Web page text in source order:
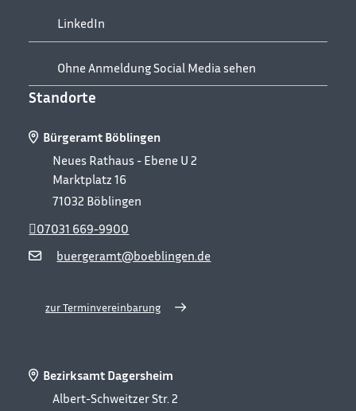
LinkedIn
Ohne Anmeldung Social Media sehen
Standorte
Bürgeramt Böblingen
Neues Rathaus - Ebene U 2
Marktplatz 16
71032 Böblingen
buergeramt@boeblingen.de
07031 669-9900
zur Terminvereinbarung
Bezirksamt Dagersheim
Albert-Schweitzer Str. 2